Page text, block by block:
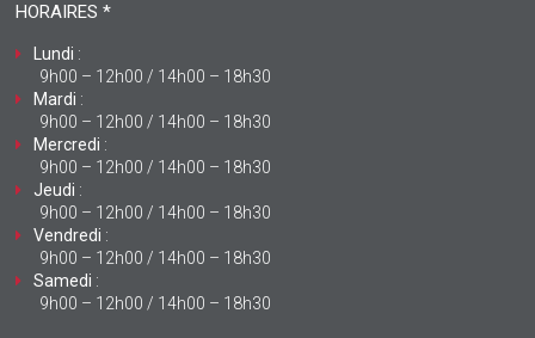
HORAIRES *
Lundi :
9h00 – 12h00 / 14h00 – 18h30
Mardi :
9h00 – 12h00 / 14h00 – 18h30
Mercredi :
9h00 – 12h00 / 14h00 – 18h30
Jeudi :
9h00 – 12h00 / 14h00 – 18h30
Vendredi :
9h00 – 12h00 / 14h00 – 18h30
Samedi :
9h00 – 12h00 / 14h00 – 18h30